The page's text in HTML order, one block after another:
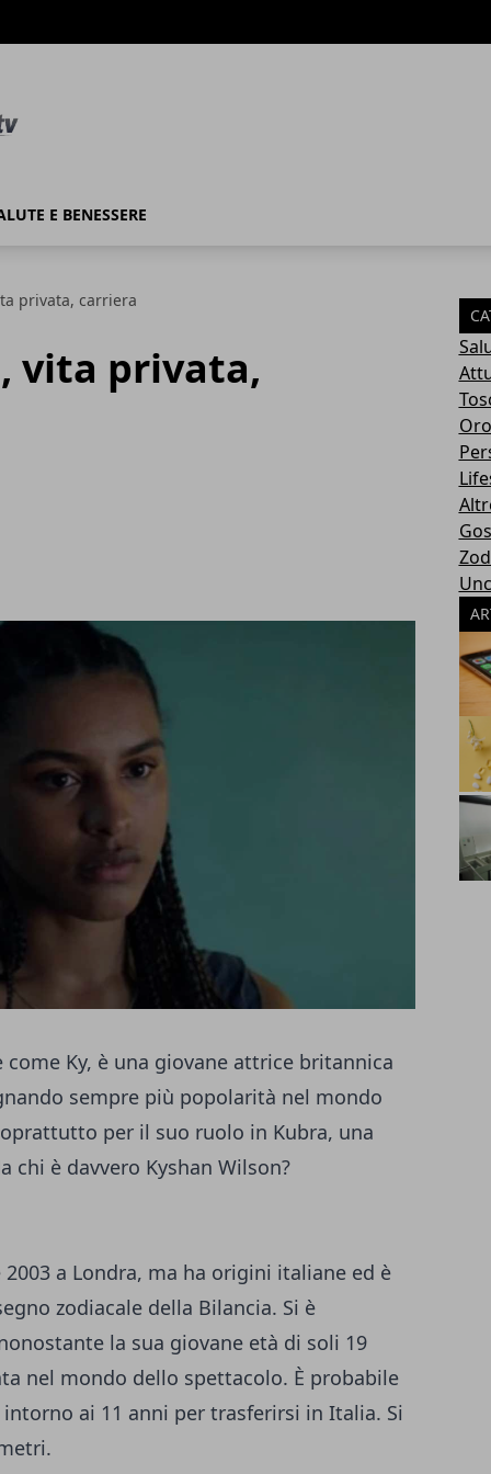
E BENESSERE
privata, carriera
vita privata,
Ky, è una giovane attrice britannica
sempre più popolarità nel mondo
per il suo ruolo in Kubra, una
chi è davvero Kyshan Wilson?
a Londra, ma ha origini italiane ed è
zodiacale della Bilancia. Si è
la sua giovane età di soli 19
nel mondo dello spettacolo. È probabile
ai 11 anni per trasferirsi in Italia. Si